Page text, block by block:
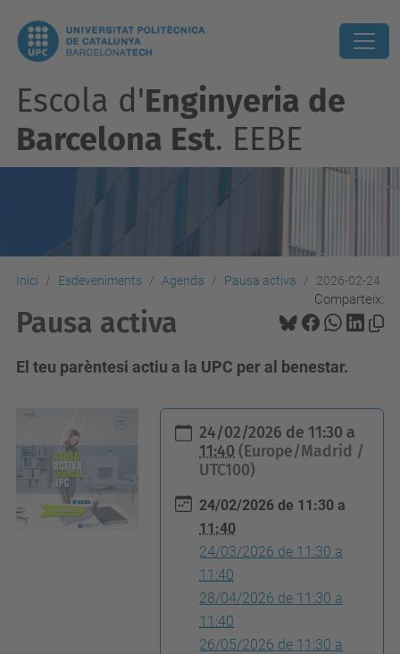
Escola d'Enginyeria de
Barcelona Est. EEBE
Inici Esdeveniments Agenda Pausa activa 2026-02-24
Comparteix:
Pausa activa
El teu parèntesi actiu a la UPC per al benestar.
t
t
s
24/02/2026 de 11:30 a
11:40 (Europe/Madrid /
UTC100)
24/02/2026 de 11:30 a
11:40
24/03/2026 de 11:30 a
11:40
28/04/2026 de 11:30 a
11:40
26/05/2026 de 11:30 a